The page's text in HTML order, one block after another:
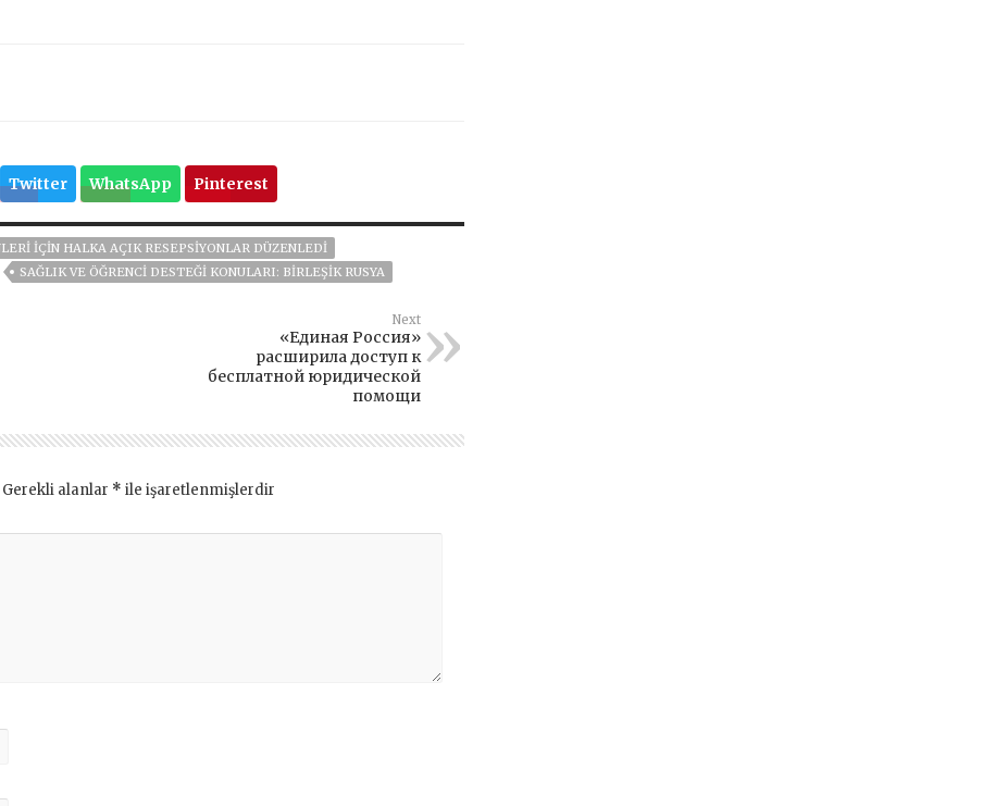
Twitter WhatsApp Pinterest
IÇIN HALKA AÇIK RESEPSIYONLAR DÜZENLEDI
SAĞLIK VE ÖĞRENCI DESTEĞI KONULARI: BIRLEŞIK RUSYA
Next
«Единая Россия»
расширила доступ к
бесплатной юридической
помощи
Gerekli alanlar * ile işaretlenmişlerdir